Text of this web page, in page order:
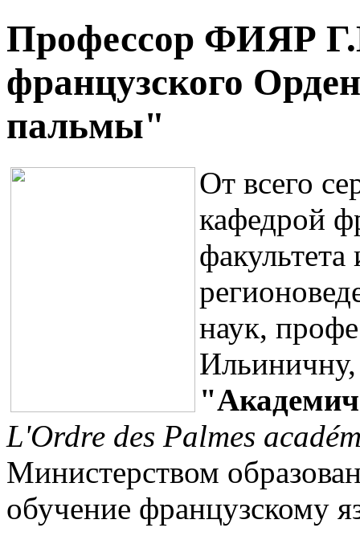
Профессор ФИЯР
французского
пальмы"
От всего
кафедрой
наук,
L'Ordre des Palmes
Министерством
обучение французскому